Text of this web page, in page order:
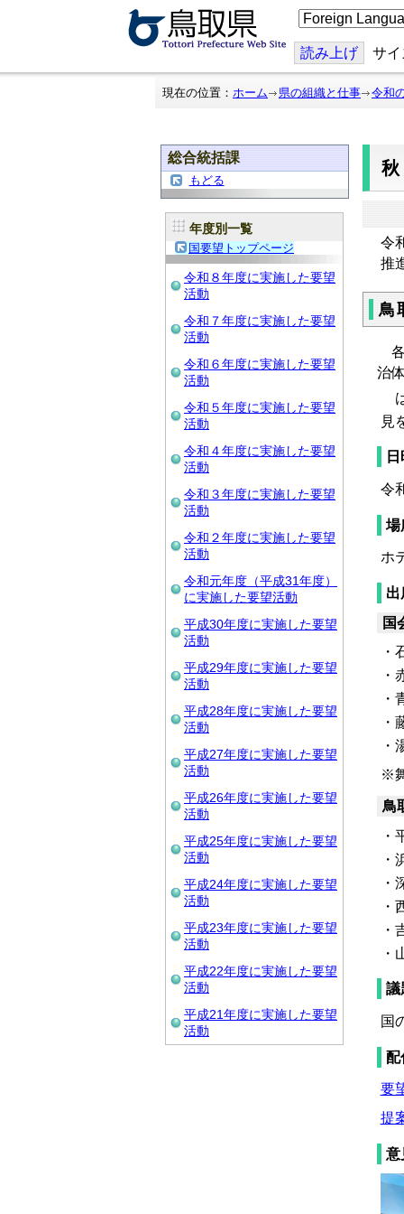
こ
の
ジ
を
翻
読み上げ サ
現在の位置： ホーム 県の組織と仕事 令和
総合統括課
もどる
年度別一覧
国要望トップページ
令和８年度に実施した要望
活動
令和７年度に実施した要望
活動
令和６年度に実施した要望
活動
令和５年度に実施した要望
活動
令和４年度に実施した要望
活動
令和３年度に実施した要望
活動
令和２年度に実施した要望
活動
令和元年度（平成31年度）
に実施した要望活動
平成30年度に実施した要望
活動
平成29年度に実施した要望
活動
平成28年度に実施した要望
活動
平成27年度に実施した要望
活動
平成26年度に実施した要望
活動
平成25年度に実施した要望
活動
平成24年度に実施した要望
活動
平成23年度に実施した要望
活動
平成22年度に実施した要望
活動
平成21年度に実施した要望
活動
令
推
鳥
各
治
見
令
場
ホ
出
国
・
・
・
・
・
※
鳥
・
・
・
・
・
・
議
国
配
要
提
意